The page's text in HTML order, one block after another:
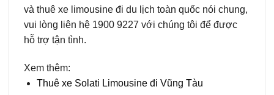
và thuê xe limousine đi du lịch toàn quốc nói chung,
vui lòng liên hệ 1900 9227 với chúng tôi để được
hỗ trợ tận tình.
Xem thêm:
Thuê xe Solati Limousine đi Vũng Tàu